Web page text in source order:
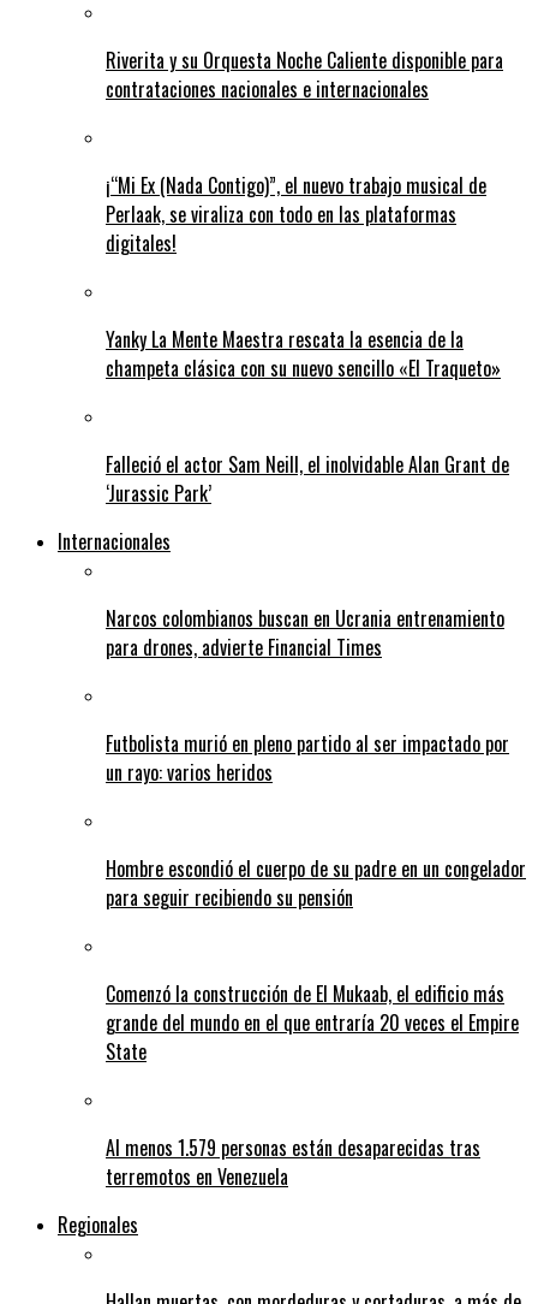
Riverita y su Orquesta Noche Caliente disponible para
contrataciones nacionales e internacionales
¡“Mi Ex (Nada Contigo)”, el nuevo trabajo musical de
Perlaak, se viraliza con todo en las plataformas
digitales!
Yanky La Mente Maestra rescata la esencia de la
champeta clásica con su nuevo sencillo «El Traqueto»
Falleció el actor Sam Neill, el inolvidable Alan Grant de
‘Jurassic Park’
Internacionales
Narcos colombianos buscan en Ucrania entrenamiento
para drones, advierte Financial Times
Futbolista murió en pleno partido al ser impactado por
un rayo: varios heridos
Hombre escondió el cuerpo de su padre en un congelador
para seguir recibiendo su pensión
Comenzó la construcción de El Mukaab, el edificio más
grande del mundo en el que entraría 20 veces el Empire
State
Al menos 1.579 personas están desaparecidas tras
terremotos en Venezuela
Regionales